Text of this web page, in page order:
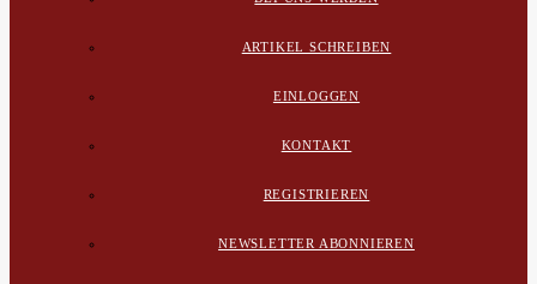
ARTIKEL SCHREIBEN
EINLOGGEN
KONTAKT
REGISTRIEREN
NEWSLETTER ABONNIEREN